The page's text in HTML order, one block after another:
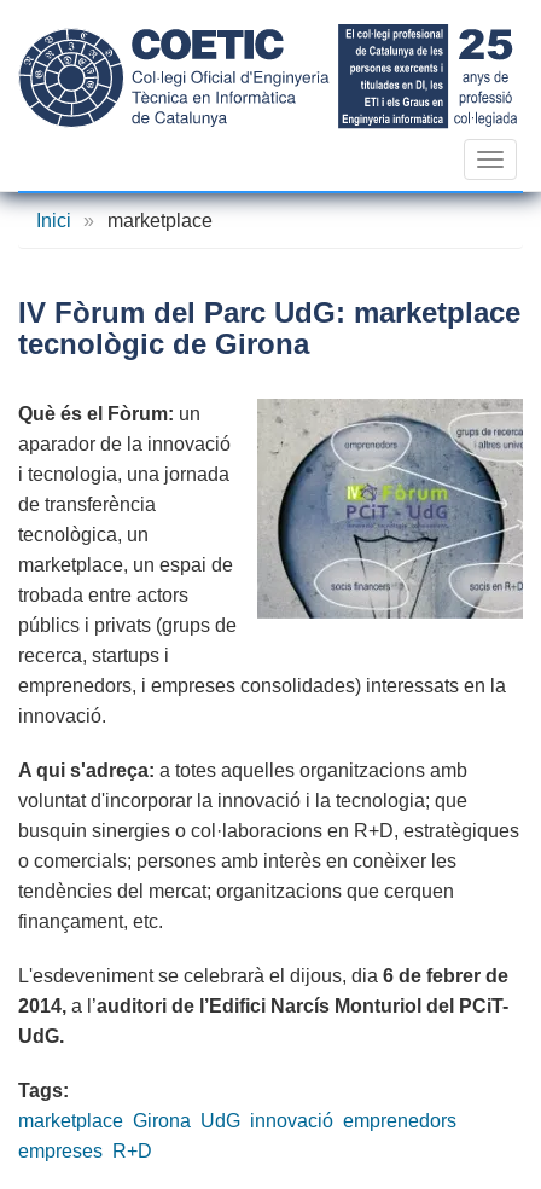
contingut
Inici
» marketplace
IV Fòrum del Parc UdG: marketplace
tecnològic de Girona
Què és el Fòrum: un
aparador de la innovació
i tecnologia, una jornada
de transferència
tecnològica, un
marketplace, un espai de
trobada entre actors
públics i privats (grups de
recerca, startups i
emprenedors, i empreses consolidades) interessats en la
innovació.
A qui s'adreça: a totes aquelles organitzacions amb
voluntat d'incorporar la innovació i la tecnologia; que
busquin sinergies o col·laboracions en R+D, estratègiques
o comercials; persones amb interès en conèixer les
tendències del mercat; organitzacions que cerquen
finançament, etc.
L'esdeveniment se celebrarà el dijous, dia 6 de febrer de
2014, a l’auditori de l’Edifici Narcís Monturiol del PCiT-
UdG.
Tags:
marketplace Girona UdG innovació emprenedors
empreses R+D